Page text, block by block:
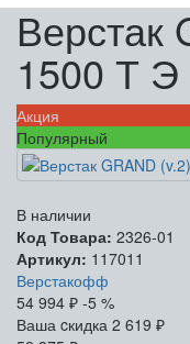
Верстак
1500 Т Э
Акция
Популярный
В наличии
Код Товара: 2326-01
Артикул: 117011
Верстакофф
54 994 ₽ -5 %
Ваша cкидка 2 619 ₽